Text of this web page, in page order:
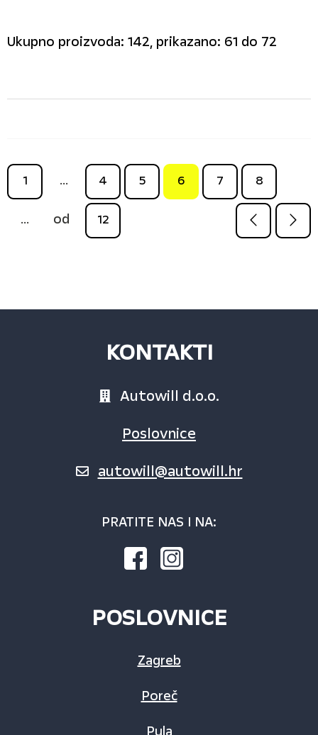
Ukupno proizvoda: 142, prikazano: 61 do 72
1 ... 4 5 6 7 8
... od 12
KONTAKTI
Autowill d.o.o.
Poslovnice
autowill@autowill.hr
PRATITE NAS I NA:
POSLOVNICE
Zagreb
Poreč
Pula